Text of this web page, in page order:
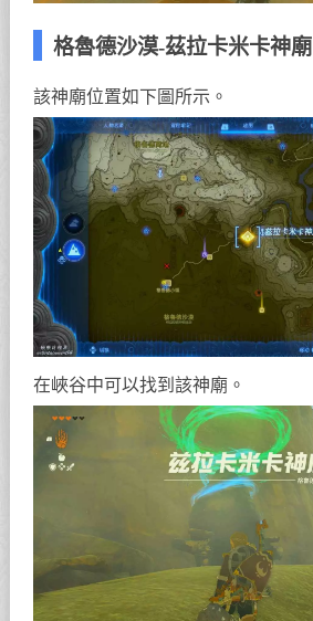
格魯德沙漠-茲拉卡米卡神廟
該神廟位置如下圖所示。
在峽谷中可以找到該神廟。